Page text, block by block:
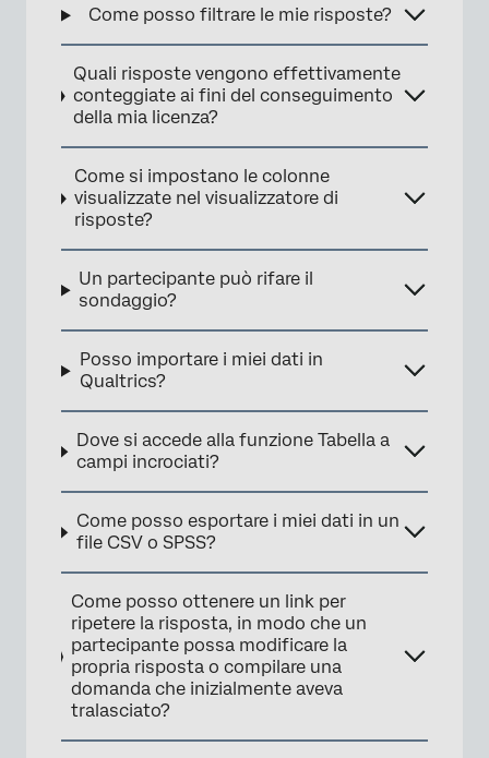
Come posso filtrare le mie risposte?
Quali risposte vengono effettivamente
conteggiate ai fini del conseguimento
della mia licenza?
Come si impostano le colonne
visualizzate nel visualizzatore di
risposte?
Un partecipante può rifare il
sondaggio?
Posso importare i miei dati in
Qualtrics?
Dove si accede alla funzione Tabella a
campi incrociati?
Come posso esportare i miei dati in un
file CSV o SPSS?
Come posso ottenere un link per
ripetere la risposta, in modo che un
partecipante possa modificare la
propria risposta o compilare una
domanda che inizialmente aveva
tralasciato?